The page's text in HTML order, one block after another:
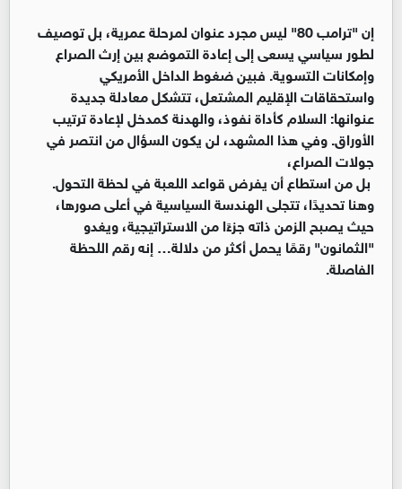
إن "ترامب 80" ليس مجرد عنوان لمرحلة عمرية، بل توصيف
لطور سياسي يسعى إلى إعادة التموضع بين إرث الصراع
وإمكانات التسوية. فبين ضغوط الداخل الأمريكي
واستحقاقات الإقليم المشتعل، تتشكل معادلة جديدة
عنوانها: السلام كأداة نفوذ، والهدنة كمدخل لإعادة ترتيب
الأوراق. وفي هذا المشهد، لن يكون السؤال من انتصر في
جولات الصراع،
بل من استطاع أن يفرض قواعد اللعبة في لحظة التحول.
وهنا تحديدًا، تتجلى الهندسة السياسية في أعلى صورها،
حيث يصبح الزمن ذاته جزءًا من الاستراتيجية، ويغدو
"الثمانون" رقمًا يحمل أكثر من دلالة… إنه رقم اللحظة
الفاصلة.